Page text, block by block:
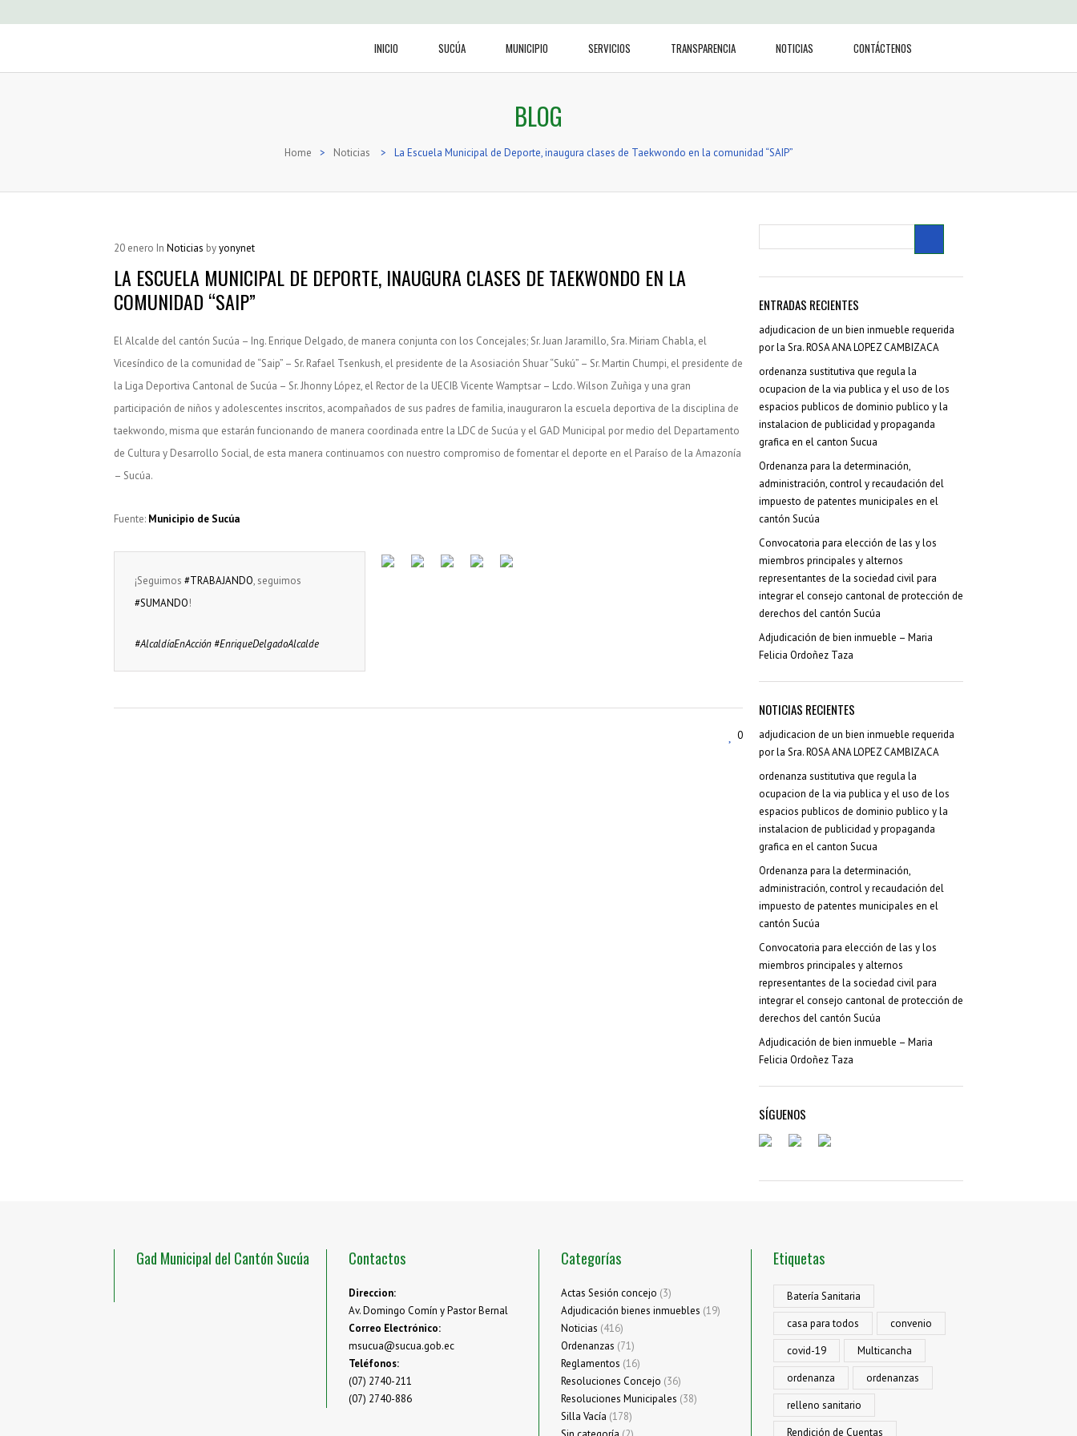
INICIO SUCÚA MUNICIPIO SERVICIOS TRANSPARENCIA NOTICIAS CONTÁCTENOS
BLOG
Home > Noticias > La Escuela Municipal de Deporte, inaugura clases de Taekwondo en la comunidad “SAIP”
20 enero In Noticias byyonynet
LA ESCUELA MUNICIPAL DE DEPORTE, INAUGURA CLASES DE TAEKWONDO EN LA
COMUNIDAD “SAIP”
El Alcalde del cantón Sucúa – Ing. Enrique Delgado, de manera conjunta con los Concejales; Sr. Juan Jaramillo, Sra. Miriam Chabla, el
Vicesíndico de la comunidad de “Saip” – Sr. Rafael Tsenkush, el presidente de la Asosiación Shuar “Sukú” – Sr. Martin Chumpi, el presidente de
la Liga Deportiva Cantonal de Sucúa – Sr. Jhonny López, el Rector de la UECIB Vicente Wamptsar – Lcdo. Wilson Zuñiga y una gran
participación de niños y adolescentes inscritos, acompañados de sus padres de familia, inauguraron la escuela deportiva de la disciplina de
taekwondo, misma que estarán funcionando de manera coordinada entre la LDC de Sucúa y el GAD Municipal por medio del Departamento
de Cultura y Desarrollo Social, de esta manera continuamos con nuestro compromiso de fomentar el deporte en el Paraíso de la Amazonía
– Sucúa.
Fuente: Municipio de Sucúa
¡Seguimos #TRABAJANDO, seguimos
#SUMANDO!
#AlcaldíaEnAcción #EnriqueDelgadoAlcalde
0
ENTRADAS RECIENTES
adjudicacion de un bien inmueble requerida
por la Sra. ROSA ANA LOPEZ CAMBIZACA
ordenanza sustitutiva que regula la
ocupacion de la via publica y el uso de los
espacios publicos de dominio publico y la
instalacion de publicidad y propaganda
grafica en el canton Sucua
Ordenanza para la determinación,
administración, control y recaudación del
impuesto de patentes municipales en el
cantón Sucúa
Convocatoria para elección de las y los
miembros principales y alternos
representantes de la sociedad civil para
integrar el consejo cantonal de protección de
derechos del cantón Sucúa
Adjudicación de bien inmueble – Maria
Felicia Ordoñez Taza
NOTICIAS RECIENTES
adjudicacion de un bien inmueble requerida
por la Sra. ROSA ANA LOPEZ CAMBIZACA
ordenanza sustitutiva que regula la
ocupacion de la via publica y el uso de los
espacios publicos de dominio publico y la
instalacion de publicidad y propaganda
grafica en el canton Sucua
Ordenanza para la determinación,
administración, control y recaudación del
impuesto de patentes municipales en el
cantón Sucúa
Convocatoria para elección de las y los
miembros principales y alternos
representantes de la sociedad civil para
integrar el consejo cantonal de protección de
derechos del cantón Sucúa
Adjudicación de bien inmueble – Maria
Felicia Ordoñez Taza
SÍGUENOS
Gad Municipal del Cantón Sucúa Contactos
Direccion:
Av. Domingo Comín y Pastor Bernal
Correo Electrónico:
msucua@sucua.gob.ec
Teléfonos:
(07) 2740-211
(07) 2740-886
Categorías
Actas Sesión concejo (3)
Adjudicación bienes inmuebles (19)
Noticias (416)
Ordenanzas (71)
Reglamentos (16)
Resoluciones Concejo (36)
Resoluciones Municipales (38)
Silla Vacía (178)
Etiquetas
Batería Sanitaria
casa para todos
convenio
covid-19
Multicancha
ordenanza
ordenanzas
relleno sanitario
Rendición de Cuentas